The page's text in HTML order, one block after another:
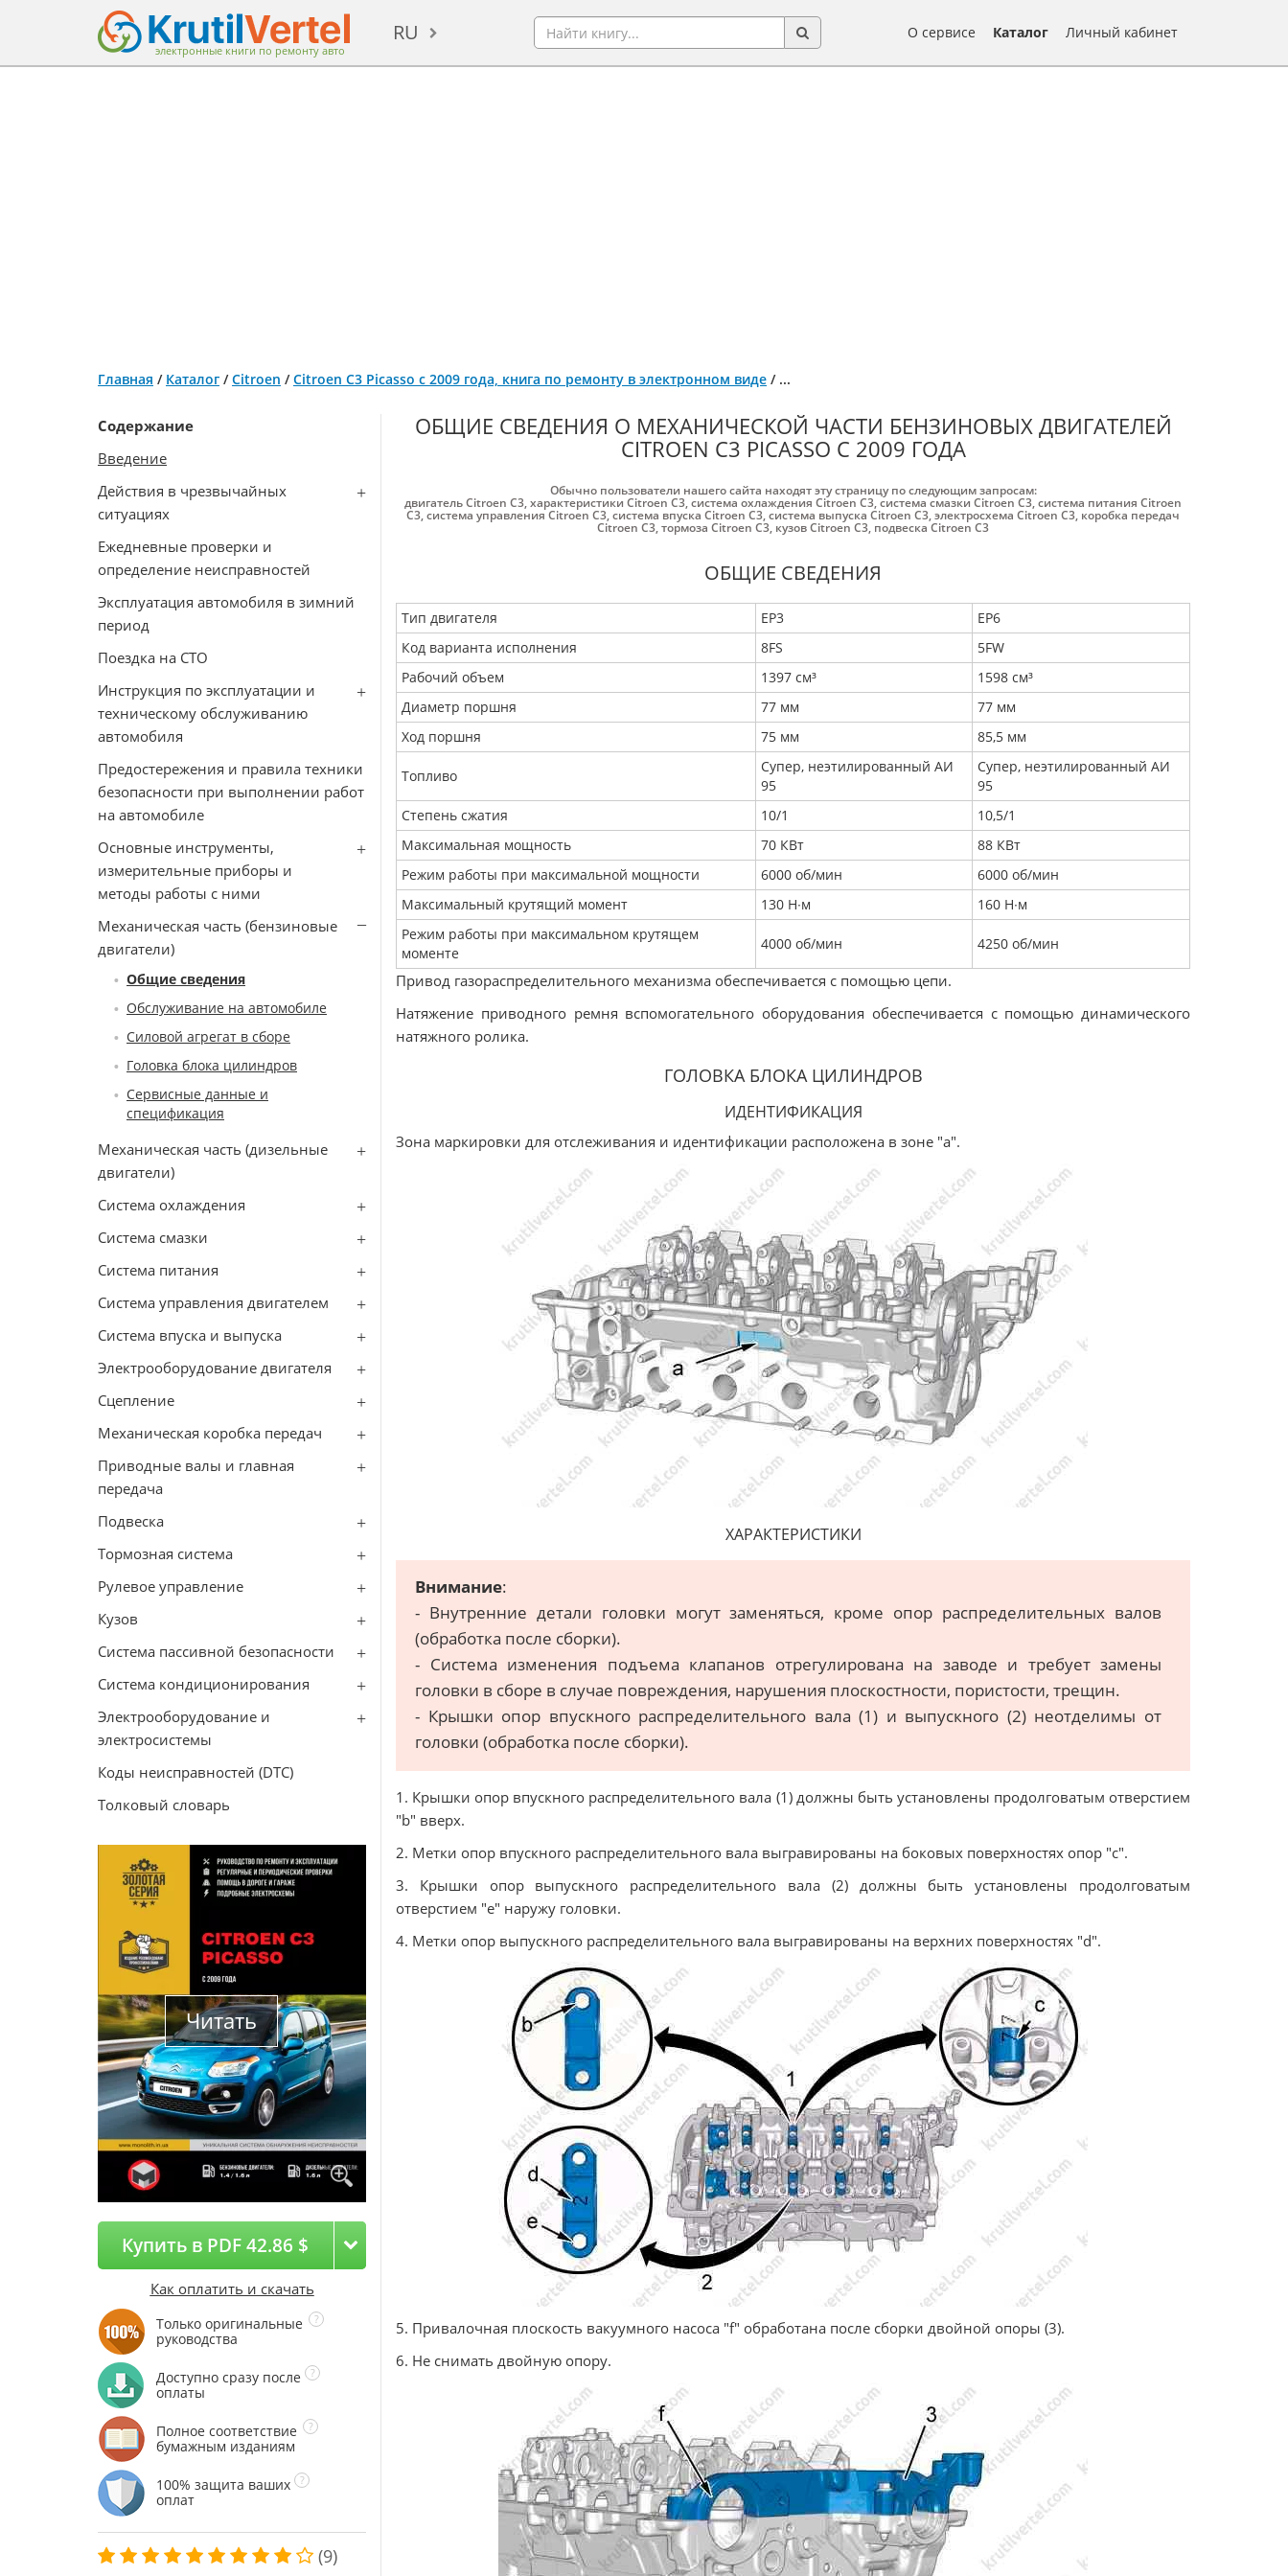
электронные книги по ремонту авто
RU О сервисе Каталог Личный кабинет
Главная / Каталог /Citroen /Citroen C3 Picasso с 2009 года, книга по ремонту в электронном виде / ...
Содержание
Введение
Действия в чрезвычайных
ситуациях
Ежедневные проверки и
определение неисправностей
Эксплуатация автомобиля в зимний
период
Поездка на СТО
Инструкция по эксплуатации и
техническому обслуживанию
автомобиля
Предостережения и правила техники
безопасности при выполнении работ
на автомобиле
Основные инструменты,
измерительные приборы и
методы работы с ними
Механическая часть (бензиновые
двигатели)
Общие сведения
Обслуживание на автомобиле
Силовой агрегат в сборе
Головка блока цилиндров
Сервисные данные и
спецификация
Механическая часть (дизельные
двигатели)
Система охлаждения
Система смазки
Система питания
Система управления двигателем
Система впуска и выпуска
Электрооборудование двигателя
Сцепление
Механическая коробка передач
Приводные валы и главная
передача
Подвеска
Тормозная система
Рулевое управление
Кузов
Система пассивной безопасности
Система кондиционирования
Электрооборудование и
электросистемы
Коды неисправностей (DTC)
Толковый словарь
Читать
Купить в PDF 42.86 $
Как оплатить и скачать
Только оригинальные
руководства
Доступно сразу после
оплаты
Полное соответствие
бумажным изданиям
100% защита ваших
оплат
(9)
ОБЩИЕ СВЕДЕНИЯ О МЕХАНИЧЕСКОЙ ЧАСТИ БЕНЗИНОВЫХ ДВИГАТЕЛЕЙ
CITROEN C3 PICASSO С 2009 ГОДА
Обычно пользователи нашего сайта находят эту страницу по следующим запросам:
двигатель Citroen C3,характеристики Citroen C3,система охлаждения Citroen C3,система смазки Citroen C3,система питания Citroen
C3,система управления Citroen C3,система впуска Citroen C3,система выпуска Citroen C3,электросхема Citroen C3, коробка передач
Citroen C3,тормоза Citroen C3, кузов Citroen C3, подвеска Citroen C3
ОБЩИЕ СВЕДЕНИЯ
Тип двигателя EP3
EP6
Код варианта исполнения
8FS
5FW
Рабочий объем
1397 см³
1598 см³
Диаметр поршня
77 мм
77 мм
Ход поршня
75 мм 85,5 мм
Топливо
Супер, неэтилированный АИ
95
Супер, неэтилированный АИ
95
Степень сжатия
10/1
10,5/1
Максимальная мощность
70 КВт
88 КВт
Режим работы при максимальной мощности
6000 об/мин
6000 об/мин
Максимальный крутящий момент
130 Н∙м
160 Н∙м
Режим работы при максимальном крутящем
моменте
4000 об/мин 4250 об/мин
Привод газораспределительного механизма обеспечивается с помощью цепи.
Натяжение приводного ремня вспомогательного оборудования обеспечивается с помощью динамического
натяжного ролика.
ГОЛОВКА БЛОКА ЦИЛИНДРОВ
ИДЕНТИФИКАЦИЯ
Зона маркировки для отслеживания и идентификации расположена в зоне "a".
ХАРАКТЕРИСТИКИ
Внимание:
- Внутренние детали головки могут заменяться, кроме опор распределительных валов
(обработка после сборки).
- Система изменения подъема клапанов отрегулирована на заводе и требует замены
головки в сборе в случае повреждения, нарушения плоскостности, пористости, трещин.
- Крышки опор впускного распределительного вала (1) и выпускного (2) неотделимы от
головки (обработка после сборки).
1. Крышки опор впускного распределительного вала (1) должны быть установлены продолговатым отверстием
"b" вверх.
2. Метки опор впускного распределительного вала выгравированы на боковых поверхностях опор "c".
3. Крышки опор выпускного распределительного вала (2) должны быть установлены продолговатым
отверстием "e" наружу головки.
4. Метки опор выпускного распределительного вала выгравированы на верхних поверхностях "d".
5. Привалочная плоскость вакуумного насоса "f" обработана после сборки двойной опоры (3).
6. Не снимать двойную опору.